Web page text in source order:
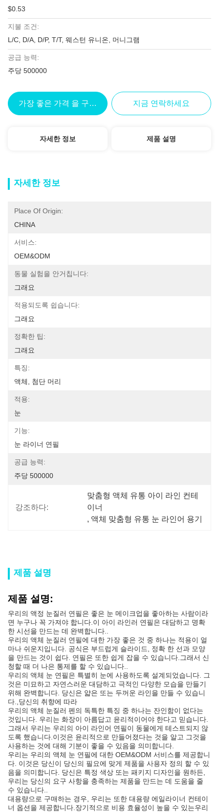
$0.53
지불 조건:
L/C, D/A, D/P, T/T, 웨스턴 유니온, 머니그램
공급 능력:
주당 500000
가장 좋은 가격 을 구하라 지금 연락하세요
자세한 정보 제품 설명
자세한 정보
Place Of Origin:
CHINA
서비스:
OEM&ODM
동물 실험을 안거칩니다:
그래요
적용되도록 쉽습니다:
그래요
정확한 팁:
그래요
특징:
액체, 첨단 머리
적용:
눈
기능:
눈 라이너 연필
공급 능력:
주당 500000
강조하다:
맞춤형 액체 유통 아이 라인 컨테
이너
, 액체 맞춤형 유통 눈 라인어 용기
제품 설명
제품 설명:
우리의 액정 눈질러 연필은 좋은 눈 메이크업을 좋아하는 사람이라
면 누구나 꼭 가져야 합니다.이 아이 라인러 연필은 대담하고 명확
한 시선을 만드는 데 완벽합니다..
우리의 액체 눈질러 연필에 대한 가장 좋은 것 중 하나는 적용이 얼
마나 쉬운지입니다. 공식은 부드럽게 슬라이드, 정확 한 선과 모양
을 만드는 것이 쉽다. 연필은 또한 쉽게 잡을 수 있습니다.그래서 신
청할 때 더 나은 통제를 할 수 있습니다..
우리의 액체 눈 연필은 특별히 눈에 사용하도록 설계되었습니다. 그
것은 미묘하고 자연스러운 대담하고 극적인 다양한 모습을 만들기
위해 완벽합니다. 당신은 얇은 또는 두꺼운 라인을 만들 수 있습니
다.,당신의 취향에 따라
우리의 액체 눈질러 펜의 독특한 특징 중 하나는 잔인함이 없다는
것입니다. 우리는 화장이 아름답고 윤리적이어야 한다고 믿습니다.
그래서 우리는 우리의 아이 라인어 연필이 동물에게 테스트되지 않
도록 했습니다.이것은 윤리적으로 만들어졌다는 것을 알고 그것을
사용하는 것에 대해 기분이 좋을 수 있음을 의미합니다.
우리는 우리의 액체 눈 연필에 대한 OEM&ODM 서비스를 제공합니
다. 이것은 당신이 당신의 필요에 맞게 제품을 사용자 정의 할 수 있
음을 의미합니다. 당신은 특정 색상 또는 패키지 디자인을 원하든,
우리는 당신의 요구 사항을 충족하는 제품을 만드는 데 도움을 줄
수 있습니다..
대용량으로 구매하는 경우, 우리는 또한 대용량 에일라이너 컨테이
너 옵션을 제공합니다.장기적으로 비용 효율성이 높을 수 있는우리